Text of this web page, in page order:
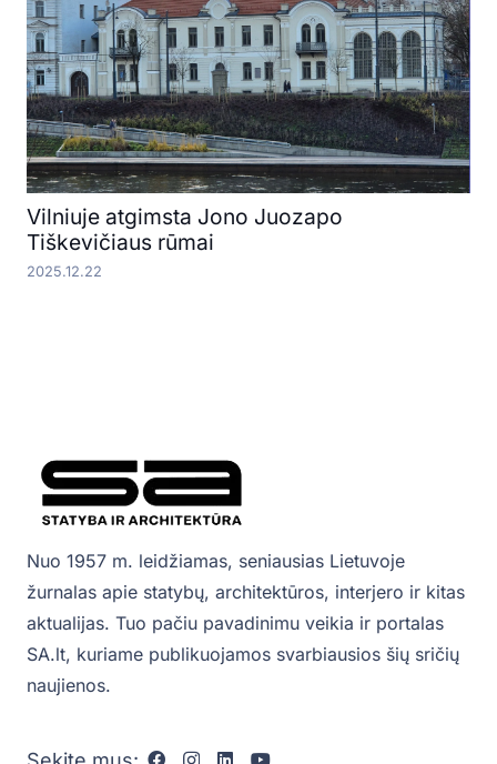
Vilniuje atgimsta Jono Juozapo
Tiškevičiaus rūmai
2025.12.22
Nuo 1957 m. leidžiamas, seniausias Lietuvoje
žurnalas apie statybų, architektūros, interjero ir kitas
aktualijas. Tuo pačiu pavadinimu veikia ir portalas
SA.lt, kuriame publikuojamos svarbiausios šių sričių
naujienos.